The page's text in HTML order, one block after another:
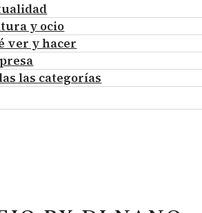
y ocio
ver y hacer
las categorías